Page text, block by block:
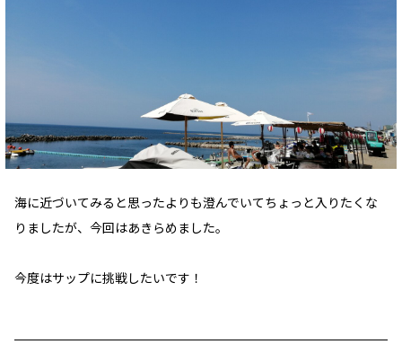
海に近づいてみると思ったよりも澄んでいてちょっと入りたくな
りましたが、今回はあきらめました。
今度はサップに挑戦したいです！